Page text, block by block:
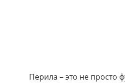
Перила – это не просто